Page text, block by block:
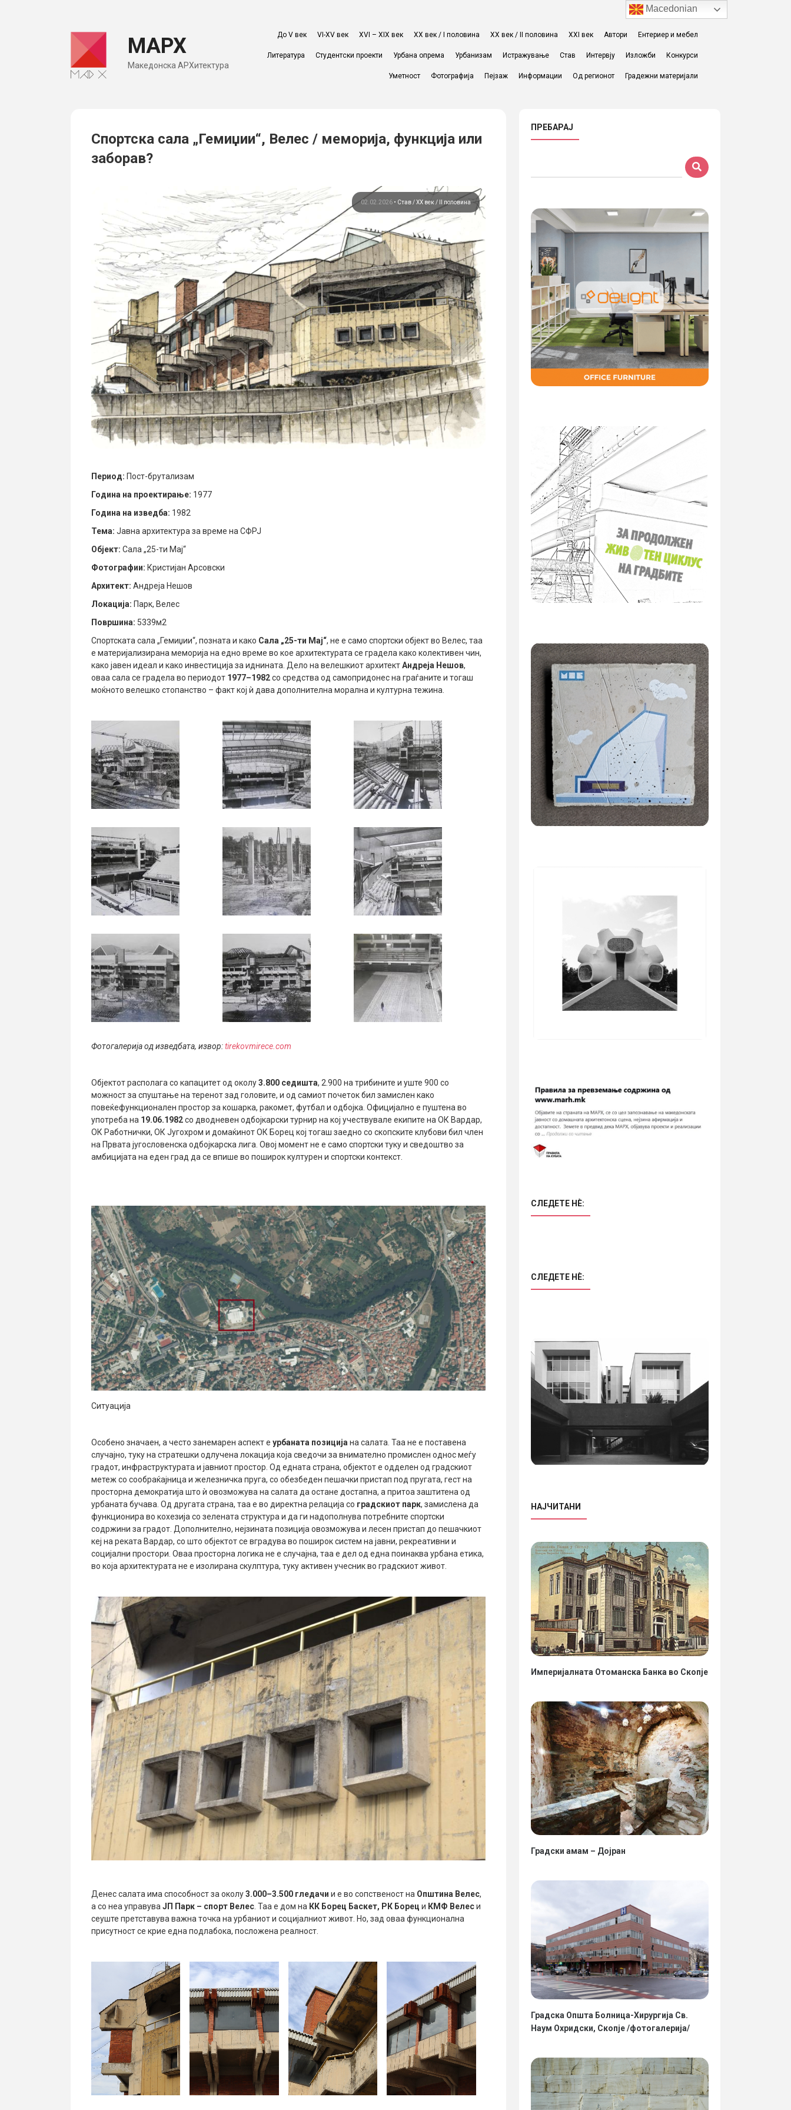
МАРХ
Македонска АРХитектура
До V век VI-XV век XVI – XIX век ХХ век / I половина ХХ век / II половина XXI век Автори Ентериер и мебел
Литература Студентски проекти Урбана опрема Урбанизам Истражување Став Интервју Изложби Конкурси
Уметност Фотографија Пејзаж Информации Од регионот Градежни материјали
Спортска сала „Гемиџии“, Велес / меморија, функција или
заборав?
02.02.2026• Став ХХ век / II половина
Период: Пост-брутализам
Година на проектирање: 1977
Година на изведба: 1982
Тема: Јавна архитектура за време на СФРЈ
Објект: Сала „25-ти Мај“
Фотографии: Кристијан Арсовски
Архитект: Андреја Нешов
Локација: Парк, Велес
Површина: 5339м2
Спортската сала „Гемиџии“, позната и како Сала „25-ти Мај“, не е само спортски објект во Велес, таа
е материјализирана меморија на едно време во кое архитектурата се градела како колективен чин,
како јавен идеал и како инвестиција за иднината. Дело на велешкиот архитектАндреја Нешов,
оваа сала се градела во периодот 1977–1982со средства од самопридонес на граѓаните и тогаш
моќното велешко стопанство – факт кој ѝ дава дополнителна морална и културна тежина.
Фотогалерија од изведбата, извор:tirekovmirece.com
Објектот располага со капацитет од околу3.800 седишта, 2.900 на трибините и уште 900 со
можност за спуштање на теренот зад головите, и од самиот почеток бил замислен како
повеќефункционален простор за кошарка, ракомет, футбал и одбојка. Официјално е пуштена во
употреба на 19.06.1982со дводневен одбојкарски турнир на кој учествувале екипите на ОК Вардар,
ОК Работнички, ОК Југохром и домаќинот ОК Борец кој тогаш заедно со скопските клубови бил член
на Првата југословенска одбојкарска лига. Овој момент не е само спортски туку и сведоштво за
амбицијата на еден град да се впише во поширок културен и спортски контекст.
Ситуација
Особено значаен, а често занемарен аспект е урбаната позицијана салата. Таа не е поставена
случајно, туку на стратешки одлучена локација која сведочи за внимателно промислен однос меѓу
градот, инфраструктурата и јавниот простор. Од едната страна, објектот е одделен од градскиот
метеж со сообраќајница и железничка пруга, со обезбеден пешачки пристап под пругата, гест на
просторна демократија што ѝ овозможува на салата да остане достапна, а притоа заштитена од
урбаната бучава. Од другата страна, таа е во директна релација со градскиот парк, замислена да
функционира во кохезија со зелената структура и да ги надополнува потребните спортски
содржини за градот. Дополнително, нејзината позиција овозможува и лесен пристап до пешачкиот
кеј на реката Вардар, со што објектот се вградува во поширок систем на јавни, рекреативни и
социјални простори. Оваа просторна логика не е случајна, таа е дел од една поинаква урбана етика,
во која архитектурата не е изолирана скулптура, туку активен учесник во градскиот живот.
Денес салата има способност за околу3.000–3.500 гледачи и е во сопственост на Општина Велес,
а со неа управува ЈП Парк – спорт Велес . Таа е дом на КК Борец Баскет, РК Борец и КМФ Велеси
сеуште претставува важна точка на урбаниот и социјалниот живот. Но, зад оваа функционална
присутност се крие една подлабока, посложена реалност.
ПРЕБАРАЈ
СЛЕДЕТЕ НÈ:
СЛЕДЕТЕ НÈ:
НАЈЧИТАНИ
Империјалната Отоманска Банка во Скопје
Градски амам – Дојран
Градска Општа Болница-Хирургија Св.
Наум Охридски, Скопје /фотогалерија/
Macedonian